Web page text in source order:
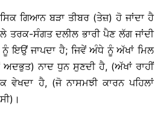
ਗਿਆਨ ਬੜਾ ਤੀਬਰ (ਤੇਜ਼) ਹੋ ਜਾਂਦਾ ਹੈ
ਤਰਕ-ਸੰਗਤ ਦਲੀਲ ਭਾਰੀ ਪੈਣ ਲੱਗ ਜਾਂਦੀ
ਇਉਂ ਜਾਪਦਾ ਹੈ; ਜਿਵੇਂ ਅੰਧੇ ਨੂੰ ਅੱਖਾਂ ਮਿਲ
ਨਾਦ ਧੁਨ ਸੁਣਦੀ ਹੈ, (ਅੱਖਾਂ ਰਾਹੀਂ
ਵੇਖਦਾ ਹੈ, (ਜੋ ਨਾਸਮਝੀ ਕਾਰਨ ਪਹਿਲਾਂ